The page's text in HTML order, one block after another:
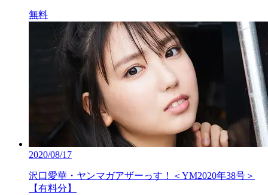
無料
2020/08/17
沢口愛華・ヤンマガアザーっす！＜YM2020年38号＞
【有料分】